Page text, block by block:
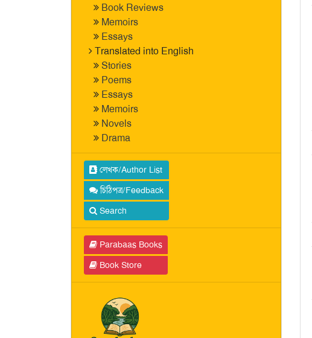
Book Reviews
Memoirs
Essays
Translated into English
Stories
Poems
Essays
Memoirs
Novels
Drama
লেখক/Author List
চিঠিপত্র/Feedback
Search
Parabaas Books
Book Store